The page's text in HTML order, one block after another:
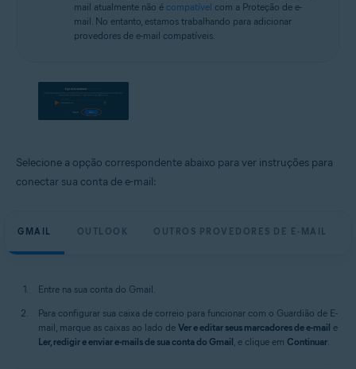
mail atualmente não é compatível com a Proteção de e-
mail. No entanto, estamos trabalhando para adicionar
provedores de e-mail compatíveis.
Selecione a opção correspondente abaixo para ver instruções para
conectar sua conta de e-mail:
GMAIL OUTLOOK OUTROS PROVEDORES DE E-MAIL
Entre na sua conta do Gmail.
Para configurar sua caixa de correio para funcionar com o Guardião de E-
mail, marque as caixas ao lado de Ver e editar seus marcadores de e-mail e
Ler, redigir e enviar e-mails de sua conta do Gmail, e clique em Continuar.